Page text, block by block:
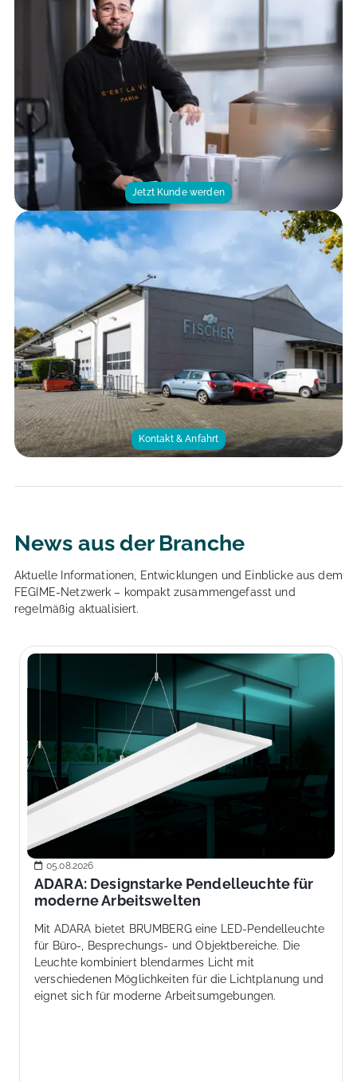
Jetzt Kunde werden
Kontakt & Anfahrt
News aus der Branche
Aktuelle Informationen, Entwicklungen und Einblicke aus dem
FEGIME-Netzwerk – kompakt zusammengefasst und
regelmäßig aktualisiert.
05.08.2026
ADARA: Designstarke Pendelleuchte für
moderne Arbeitswelten
Mit ADARA bietet BRUMBERG eine LED-Pendelleuchte
für Büro-, Besprechungs- und Objektbereiche. Die
Leuchte kombiniert blendarmes Licht mit
verschiedenen Möglichkeiten für die Lichtplanung und
eignet sich für moderne Arbeitsumgebungen.